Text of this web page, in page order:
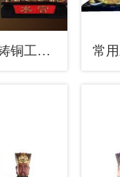
供应三官大帝神像，铸铜工艺，铸铜三官大帝神像制作